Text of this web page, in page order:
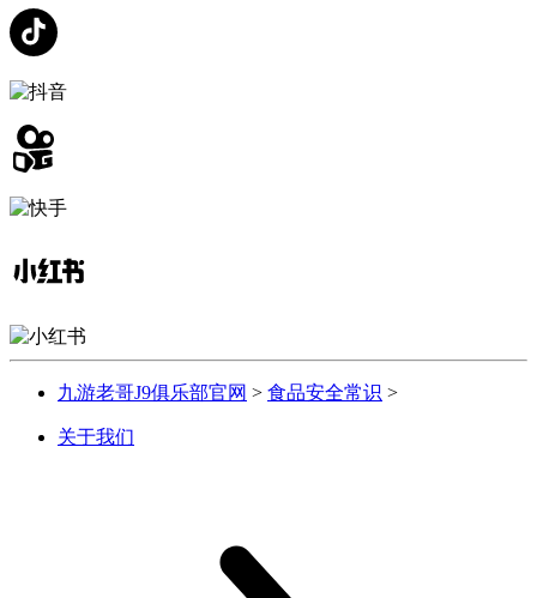
九游老哥J9俱乐部官网 > 食品安全常识 >
关于我们